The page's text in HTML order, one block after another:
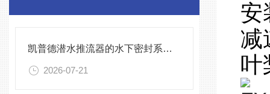
凯普德潜水推流器的水下密封系统维护全流程指南说明
2026-07-21
安
减
叶